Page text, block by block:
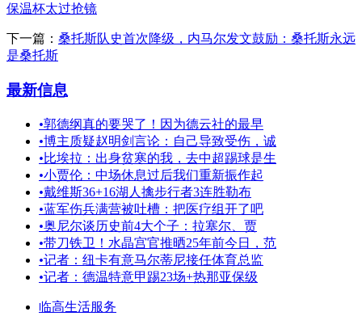
保温杯太过抢镜
下一篇： 桑托斯队史首次降级，内马尔发文鼓励：桑托斯永远
是桑托斯
最新信息
•郭德纲真的要哭了！因为德云社的最早
•博主质疑赵明剑言论：自己导致受伤，诚
•比埃拉：出身贫寒的我，去中超踢球是生
•小贾伦：中场休息过后我们重新振作起
•戴维斯36+16湖人擒步行者3连胜勒布
•蓝军伤兵满营被吐槽：把医疗组开了吧
•奥尼尔谈历史前4大个子：拉塞尔、贾
•带刀铁卫！水晶宫官推晒25年前今日，范
•记者：纽卡有意马尔蒂尼接任体育总监
•记者：德温特意甲踢23场+热那亚保级
临高生活服务